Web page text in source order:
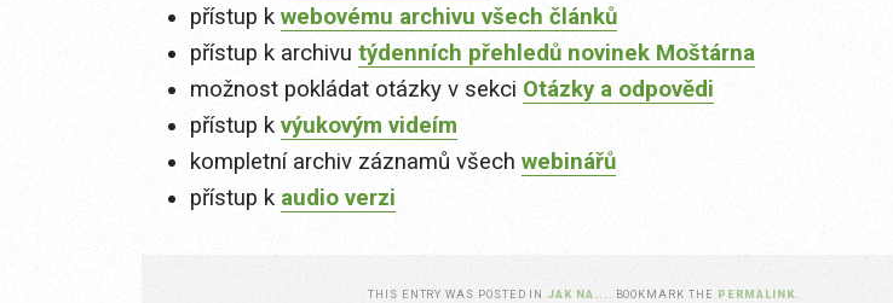
přístup k webovému archivu všech článků
přístup k archivu týdenních přehledů novinek Moštárna
možnost pokládat otázky v sekci Otázky a odpovědi
přístup k výukovým videím
kompletní archiv záznamů všech webinářů
přístup k audio verzi
THIS ENTRY WAS POSTED IN JAK NA... . BOOKMARK THE PERMALINK